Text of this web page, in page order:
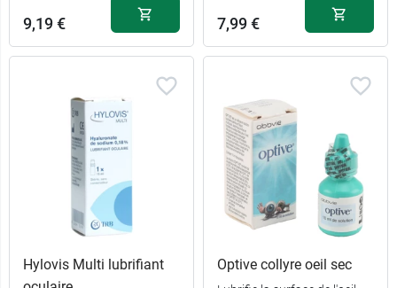
9,19 € 7,99 €
Hylovis Multi lubrifiant
Optive collyre oeil sec